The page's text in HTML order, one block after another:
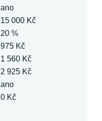
ano
15 000 Kč
20 %
975 Kč
1 560 Kč
2 925 Kč
ano
0 Kč